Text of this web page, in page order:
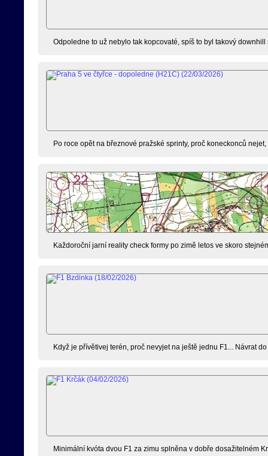
Odpoledne to už nebylo tak kopcovaté, spíš to byl takový
Po roce opět na březnové pražské sprinty, proč koneckonců
Každoroční jarní reality check formy po zimě letos ve skoro
Když je přívětivej terén, proč nevyjet na ještě jednu F1... Návrat
Minimální kvóta dvou F1 za zimu splněna v dobře dosažitelném